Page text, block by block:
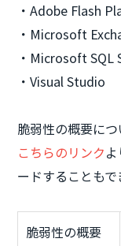
・Adobe Flash
・Microsoft
・Microsoft SQL
・Visual Studio
脆弱性の概要に
こちらのリンク
ードすることもで
脆弱性の概要